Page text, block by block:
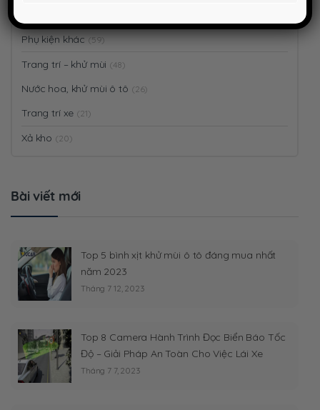
Phụ kiện khác (59)
Trang trí – khử mùi (48)
Nước hoa, khử mùi ô tô (26)
Trang trí xe (21)
Xả kho (20)
Bài viết mới
Top 5 bình xịt khử mùi ô tô đáng mua nhất
năm 2023
Tháng 7 12, 2023
Top 8 Camera Hành Trình Đọc Biển Báo Tốc
Độ – Giải Pháp An Toàn Cho Việc Lái Xe
Tháng 7 7, 2023